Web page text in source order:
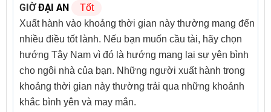
GIỜĐẠI AN
Tốt
Xuất hành vào khoảng thời gian này thường mang đến
nhiều điều tốt lành. Nếu bạn muốn cầu tài, hãy chọn
hướng Tây Nam vì đó là hướng mang lại sự yên bình
cho ngôi nhà của bạn. Những người xuất hành trong
khoảng thời gian này thường trải qua những khoảnh
khắc bình yên và may mắn.